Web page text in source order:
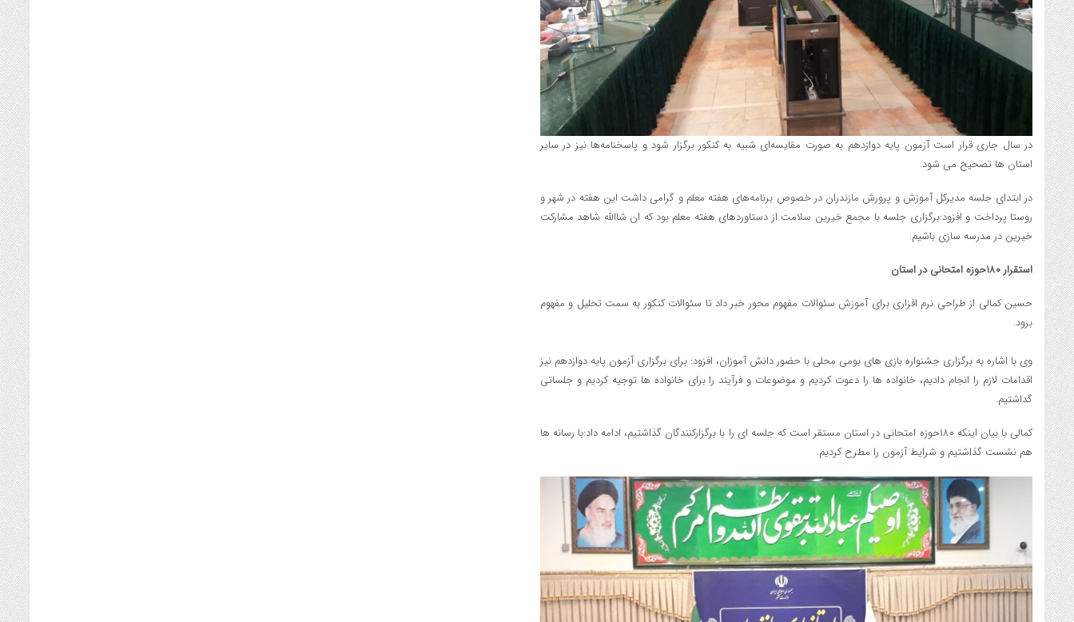
در سال جاری قرار است آزمون پایه دوازدهم به صورت مقایسه‌ای شبیه به کنکور برگزار شود و پاسخنامه‌ها نیز در سایر
استان ها تصحیح می شود.
در ابتدای جلسه مدیرکل آموزش و پرورش مازندران در خصوص برنامه‌های هفته معلم و گرامی داشت این هفته در شهر و
روستا پرداخت و افزود:برگزاری جلسه با مجمع خیرین سلامت از دستاوردهای هفته معلم بود که ان شاالله شاهد مشارکت
خیرین در مدرسه سازی باشیم.
استقرار ۱۸۰حوزه امتحانی در استان
حسین کمالی از طراحی نرم افزاری برای آموزش سئوالات مفهوم محور خبر داد تا سئوالات کنکور به سمت تحلیل و مفهوم
برود.
وی با اشاره به برگزاری جشنواره بازی های بومی محلی با حضور دانش آموزان، افزود: برای برگزاری آزمون پایه دوازدهم نیز
اقدامات لازم را انجام دادیم، خانواده ها را دعوت کردیم و موضوعات و فرآیند را برای خانواده ها توجیه کردیم و جلساتی
گداشتیم.
کمالی با بیان اینکه ۱۸۰حوزه امتحانی در استان مستقر است که جلسه ای را با برگزارکنندگان گذاشتیم، ادامه داد:با رسانه ها
هم نشست گذاشتیم و شرایط آزمون را مطرح کردیم.